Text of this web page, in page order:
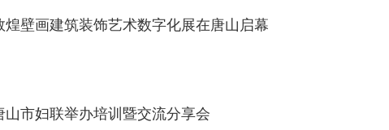
煌壁画建筑装饰艺术数字化展在唐山启幕
山市妇联举办培训暨交流分享会